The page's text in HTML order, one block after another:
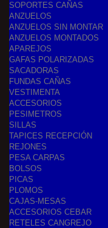
SOPORTES CAÑAS
ANZUELOS
ANZUELOS SIN MONTAR
ANZUELOS MONTADOS
APAREJOS
GAFAS POLARIZADAS
SACADORAS
FUNDAS CAÑAS
VESTIMENTA
ACCESORIOS
PESIMETROS
SILLAS
TAPICES RECEPCIÓN
REJONES
PESA CARPAS
BOLSOS
PICAS
PLOMOS
CAJAS-MESAS
ACCESORIOS CEBAR
RETELES CANGREJO